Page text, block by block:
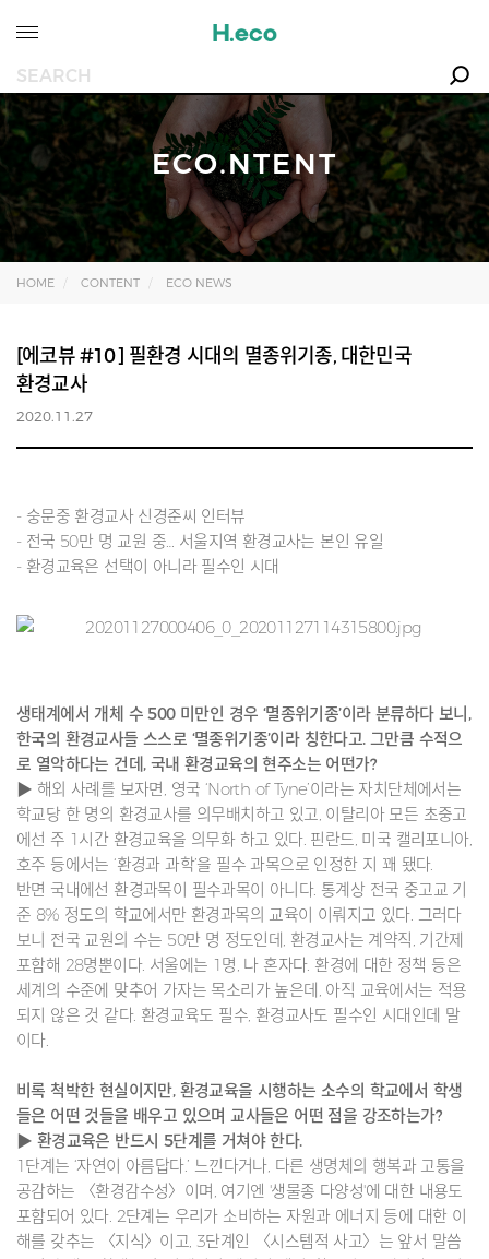
ECO.NTENT
HOME CONTENT ECO NEWS
[에코뷰 #10] 필환경 시대의 멸종위기종, 대한민국
환경교사
2020.11.27
- 숭문중 환경교사 신경준씨 인터뷰
- 전국 50만 명 교원 중… 서울지역 환경교사는 본인 유일
- 환경교육은 선택이 아니라 필수인 시대
생태계에서 개체 수 500 미만인 경우 ‘멸종위기종’이라 분류하다 보니,
한국의 환경교사들 스스로 ‘멸종위기종’이라 칭한다고. 그만큼 수적으
로 열악하다는 건데, 국내 환경교육의 현주소는 어떤가?
▶ 해외 사례를 보자면, 영국 ‘North of Tyne’이라는 자치단체에서는
학교당 한 명의 환경교사를 의무배치하고 있고, 이탈리아 모든 초중고
에선 주 1시간 환경교육을 의무화 하고 있다. 핀란드, 미국 캘리포니아,
호주 등에서는 ‘환경과 과학’을 필수 과목으로 인정한 지 꽤 됐다.
반면 국내에선 환경과목이 필수과목이 아니다. 통계상 전국 중고교 기
준 8% 정도의 학교에서만 환경과목의 교육이 이뤄지고 있다. 그러다
보니 전국 교원의 수는 50만 명 정도인데, 환경교사는 계약직, 기간제
포함해 28명뿐이다. 서울에는 1명, 나 혼자다. 환경에 대한 정책 등은
세계의 수준에 맞추어 가자는 목소리가 높은데, 아직 교육에서는 적용
되지 않은 것 같다. 환경교육도 필수, 환경교사도 필수인 시대인데 말
이다.
비록 척박한 현실이지만, 환경교육을 시행하는 소수의 학교에서 학생
들은 어떤 것들을 배우고 있으며 교사들은 어떤 점을 강조하는가?
▶ 환경교육은 반드시 5단계를 거쳐야 한다.
1단계는 ‘자연이 아름답다.’ 느낀다거나, 다른 생명체의 행복과 고통을
공감하는 〈환경감수성〉이며, 여기엔 '생물종 다양성'에 대한 내용도
포함되어 있다. 2단계는 우리가 소비하는 자원과 에너지 등에 대한 이
해를 갖추는 〈지식〉이고, 3단계인 〈시스템적 사고〉는 앞서 말씀